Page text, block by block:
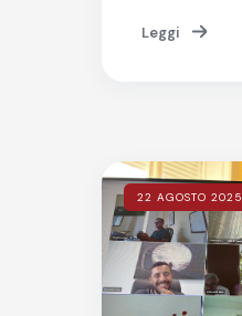
Leggi
22 AGOSTO 2025